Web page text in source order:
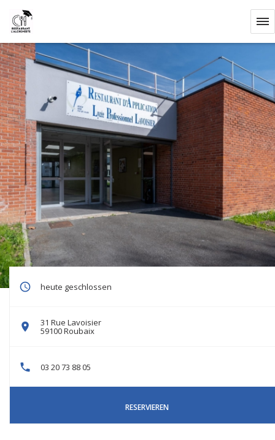
heute geschlossen
31 Rue Lavoisier
59100 Roubaix((öffnet ein neues Fenster))
03 20 73 88 05
RESERVIEREN